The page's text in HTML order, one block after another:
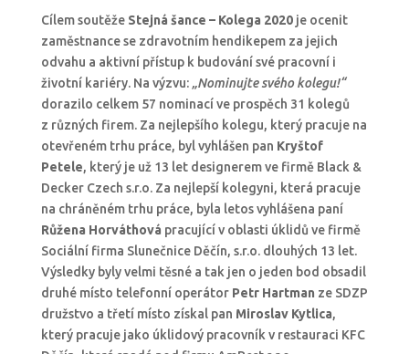
Cílem soutěže Stejná šance – Kolega 2020je ocenit
zaměstnance se zdravotním hendikepem za jejich
odvahu a aktivní přístup k budování své pracovní i
životní kariéry. Na výzvu: „Nominujte svého kolegu!“
dorazilo celkem 57 nominací ve prospěch 31 kolegů
z různých firem. Za nejlepšího kolegu, který pracuje na
otevřeném trhu práce, byl vyhlášen pan Kryštof
Petele, který je už 13 let designerem ve firmě Black &
Decker Czech s.r.o. Za nejlepší kolegyni, která pracuje
na chráněném trhu práce, byla letos vyhlášena paní
Růžena Horváthová pracující v oblasti úklidů ve firmě
Sociální firma Slunečnice Děčín, s.r.o. dlouhých 13 let.
Výsledky byly velmi těsné a tak jen o jeden bod obsadil
druhé místo telefonní operátor Petr Hartman ze SDZP
družstvo a třetí místo získal pan Miroslav Kytlica,
který pracuje jako úklidový pracovník v restauraci KFC